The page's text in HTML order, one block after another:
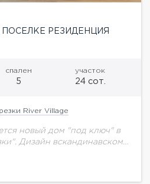
РЕЗИДЕНЦИЯ
спален
5
участок
24 сот.
River Village
новый дом "под ключ" в
Дизайн вскандинавском
системой обогрева и